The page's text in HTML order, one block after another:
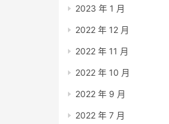
2023 年 1 月
2022 年 12 月
2022 年 11 月
2022 年 10 月
2022 年 9 月
2022 年 7 月